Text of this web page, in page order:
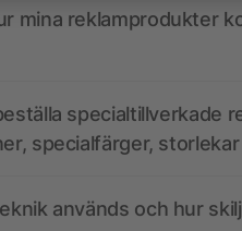
mina reklamprodukter
specialtillverkade
specialfärger,
används och hur